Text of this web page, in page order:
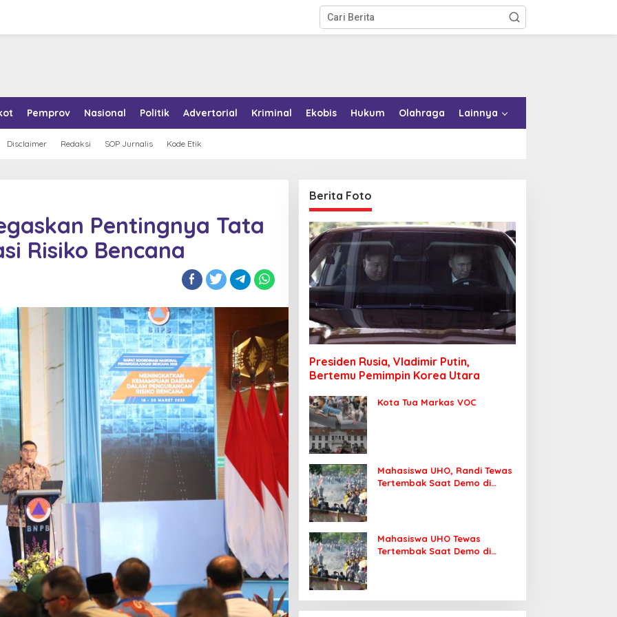
Pemprov Nasional Politik Advertorial Kriminal Ekobis Hukum Olahraga Lainnya
Disclaimer Redaksi SOP Jurnalis Kode Etik
Pentingnya Tata
Risiko Bencana
Berita Foto
Presiden Rusia, Vladimir Putin,
Bertemu Pemimpin Korea Utara
Kota Tua Markas VOC
Mahasiswa UHO, Randi Tewas
Tertembak Saat Demo di
Mahasiswa UHO Tewas
Tertembak Saat Demo di